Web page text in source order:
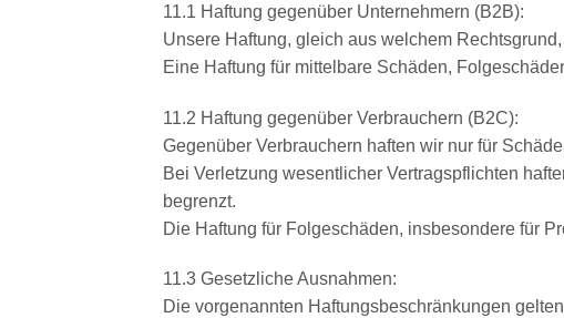
11.1 Haftung gegenüber Unternehmern (B2B):
Unsere Haftung, gleich aus welchem
Eine Haftung für mittelbare Schäden,
11.2 Haftung gegenüber Verbrauchern (B2C):
Gegenüber Verbrauchern haften wir nur für
Bei Verletzung wesentlicher Vertragspflichten
begrenzt.
Die Haftung für Folgeschäden, insbesondere für
11.3 Gesetzliche Ausnahmen:
Die vorgenannten Haftungsbeschränkungen